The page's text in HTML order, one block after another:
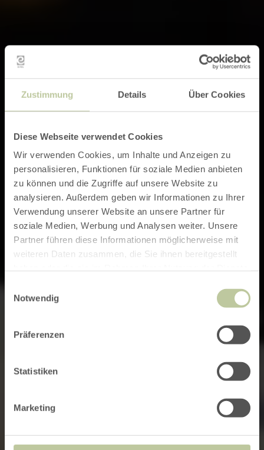
Zustimmung Details Über Cookies
Diese Webseite verwendet Cookies
Wir verwenden Cookies, um Inhalte und Anzeigen zu
personalisieren, Funktionen für soziale Medien anbieten
zu können und die Zugriffe auf unsere Website zu
analysieren. Außerdem geben wir Informationen zu Ihrer
Verwendung unserer Website an unsere Partner für
soziale Medien, Werbung und Analysen weiter. Unsere
Partner führen diese Informationen möglicherweise mit
weiteren Daten zusammen, die Sie ihnen bereitgestellt
Notwendig
Präferenzen
Statistiken
Marketing